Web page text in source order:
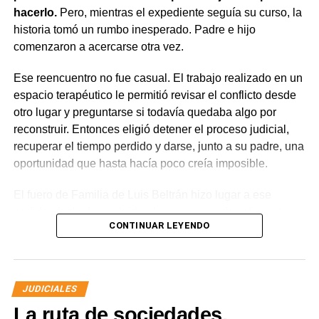
contravencional no impide que el dueño del perro
lesionado reclame por la vía civil una indemnización
por los daños que considere haber sufrido.
hacerlo.Pero, mientras el expediente seguía su curso, la
historia tomó un rumbo inesperado. Padre e hijo
comenzaron a acercarse otra vez.
Ese reencuentro no fue casual. El trabajo realizado en un
espacio terapéutico le permitió revisar el conflicto desde
otro lugar y preguntarse si todavía quedaba algo por
reconstruir. Entonces eligió detener el proceso judicial,
recuperar el tiempo perdido y darse, junto a su padre, una
oportunidad que hasta hacía poco creía imposible.
pedido, declaró concluido el proceso por desistimiento y
ordenó el archivo de las actuaciones. La jueza consideró
la legislación para poner fin al expediente.
El joven había promovido la acción para solicitar la
supresión de su apellido paterno. Durante la etapa inicial
CONTINUAR LEYENDO
JUDICIALES